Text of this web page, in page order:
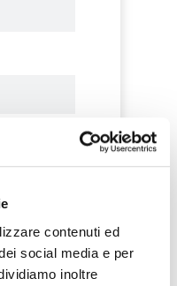
contenuti ed
social media e per
inoltre